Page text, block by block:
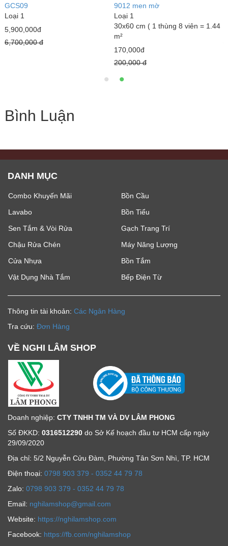
1
đ
9012 men mờ
Loại 1
30x60 cm ( 1 thùng 8 viên = 1.44
170,000đ
200,000 đ
Bình Luận
DANH MỤC
Combo Khuyến Mãi
Bồn Cầu
Lavabo
Bồn Tiểu
Sen Tắm & Vòi Rửa
Gạch Trang Trí
Chậu Rửa Chén
Máy Năng Lượng
Cửa Nhựa
Bồn Tắm
Vật Dụng Nhà Tắm
Bếp Điện Từ
Thông tin tài khoản: Các Ngân Hàng
Tra cứu: Đơn Hàng
VỀ NGHI LÂM SHOP
Doanh nghiệp: CTY TNHH TM VÀ DV LÂM PHONG
Số ĐKKD: 0316512290 do Sở Kế hoạch đầu tư HCM cấp ngày
29/09/2020
Địa chỉ: 5/2 Nguyễn Cửu Đàm, Phường Tân Sơn Nhì, TP. HCM
Ðiện thoại: 0798 903 379 - 0352 44 79 78
Zalo: 0798 903 379 - 0352 44 79 78
Email: nghilamshop@gmail.com
Website: https://nghilamshop.com
Facebook: https://fb.com/nghilamshop